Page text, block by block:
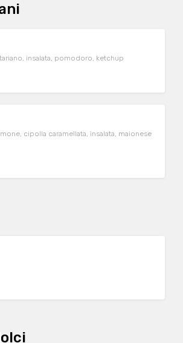
insalata, pomodoro, ketchup
cipolla caramellata, insalata, maionese